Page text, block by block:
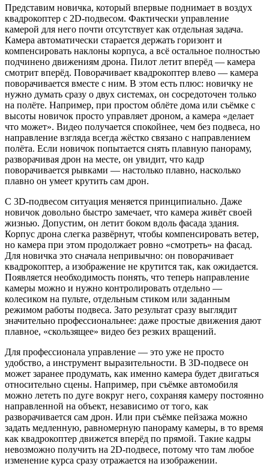
Представим новичка, который впервые поднимает в воздух
квадрокоптер с 2D-подвесом. Фактически управление
камерой для него почти отсутствует как отдельная задача.
Камера автоматически старается держать горизонт и
компенсировать наклоны корпуса, а всё остальное полностью
подчинено движениям дрона. Пилот летит вперёд — камера
смотрит вперёд. Поворачивает квадрокоптер влево — камера
поворачивается вместе с ним. В этом есть плюс: новичку не
нужно думать сразу о двух системах, он сосредоточен только
на полёте. Например, при простом облёте дома или съёмке с
высоты новичок просто управляет дроном, а камера «делает
что может». Видео получается спокойнее, чем без подвеса, но
направление взгляда всегда жёстко связано с направлением
полёта. Если новичок попытается снять плавную панораму,
разворачивая дрон на месте, он увидит, что кадр
поворачивается рывками — настолько плавно, насколько
плавно он умеет крутить сам дрон.
С 3D-подвесом ситуация меняется принципиально. Даже
новичок довольно быстро замечает, что камера живёт своей
жизнью. Допустим, он летит боком вдоль фасада здания.
Корпус дрона слегка развёрнут, чтобы компенсировать ветер,
но камера при этом продолжает ровно «смотреть» на фасад.
Для новичка это сначала непривычно: он поворачивает
квадрокоптер, а изображение не крутится так, как ожидается.
Появляется необходимость понять, что теперь направление
камеры можно и нужно контролировать отдельно —
колесиком на пульте, отдельным стиком или заданным
режимом работы подвеса. Зато результат сразу выглядит
значительно профессиональнее: даже простые движения дают
плавное, «скользящее» видео без резких вращений.
Для профессионала управление — это уже не просто
удобство, а инструмент выразительности. В 3D-подвесе он
может заранее продумать, как именно камера будет двигаться
относительно сцены. Например, при съёмке автомобиля
можно лететь по дуге вокруг него, сохраняя камеру постоянно
направленной на объект, независимо от того, как
разворачивается сам дрон. Или при съёмке пейзажа можно
задать медленную, равномерную панораму камеры, в то время
как квадрокоптер движется вперёд по прямой. Такие кадры
невозможно получить на 2D-подвесе, потому что там любое
изменение курса сразу отражается на изображении.